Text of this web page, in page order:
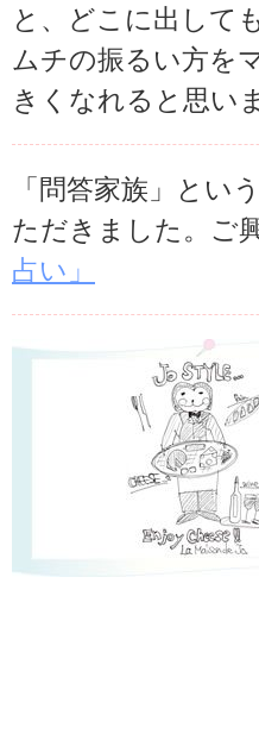
と、どこに出して
ムチの振るい方を
きくなれると思い
「問答家族」とい
ただきました。ご
占い」